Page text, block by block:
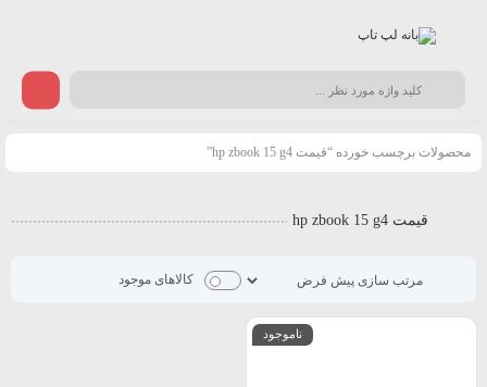
محصولات برچسب خورده “قیمت hp zbook 15 g4”
قیمت hp zbook 15 g4
کالاهای موجود
ناموجود